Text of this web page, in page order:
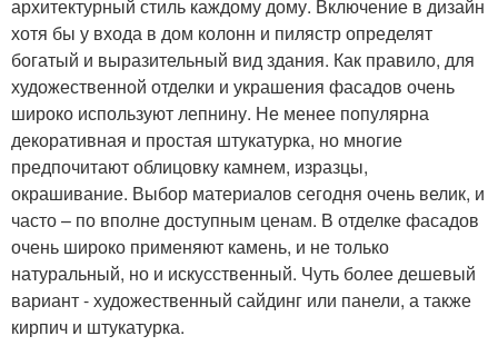
архитектурный стиль каждому дому. Включение в дизайн
хотя бы у входа в дом колонн и пилястр определят
богатый и выразительный вид здания. Как правило, для
художественной отделки и украшения фасадов очень
широко используют лепнину. Не менее популярна
декоративная и простая штукатурка, но многие
предпочитают облицовку камнем, изразцы,
окрашивание. Выбор материалов сегодня очень велик, и
часто – по вполне доступным ценам. В отделке фасадов
очень широко применяют камень, и не только
натуральный, но и искусственный. Чуть более дешевый
вариант - художественный сайдинг или панели, а также
кирпич и штукатурка.